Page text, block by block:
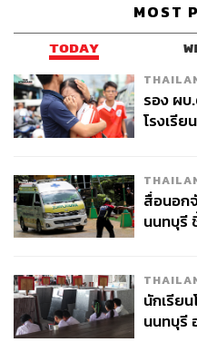
นี้ร่วมกัน เพราะปัญหาวิกฤต
และกระทบกับทุกภาคส่วนข
นอกจากนี้ ในวันดังกล่าวยังมี
องค์การอนามัยโลก (WHO)
แพร่ระบาดของเชื้อโรค
Prevention, Preparedness
ประชาชนในประเทศทางฝ่าย
และด้อยพัฒนา ทั้งยังหวังว่าก
การประกาศแนวทางทางการ
ส่วนวันที่ 21 กันยายนเป็นกา
เตรียมการสำหรับการประชุ
(Preparatory Ministerial
MOST
TODAY
รอง ผบ
โรงเรี
สื่อนอก
นนทบุรี
นักเรีย
นนทบุรี